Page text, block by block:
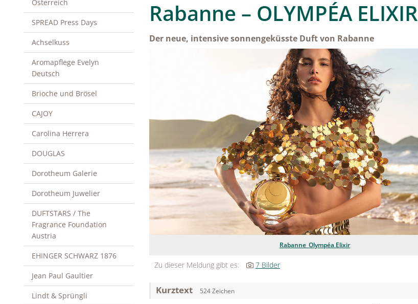
Österreich
SPREAD Press Days
Achselkuss
Aromapflege Evelyn
Deutsch
Brioche und Brösel
CAJOY
Carolina Herrera
DOUGLAS
Dorotheum Galerie
Dorotheum Juwelier
DUFTSTARS / The
Fragrance Foundation
Austria
EHINGER SCHWARZ 1876
Jean Paul Gaultier
Lindt & Sprüngli
Rabanne – OLYMPÉA ELIXIR
Der neue, intensive sonnengeküsste Duft von Rabanne
Rabanne_Olympéa Elixir
Zu dieser Meldung gibt es: 7 Bilder
Kurztext 524 Zeichen